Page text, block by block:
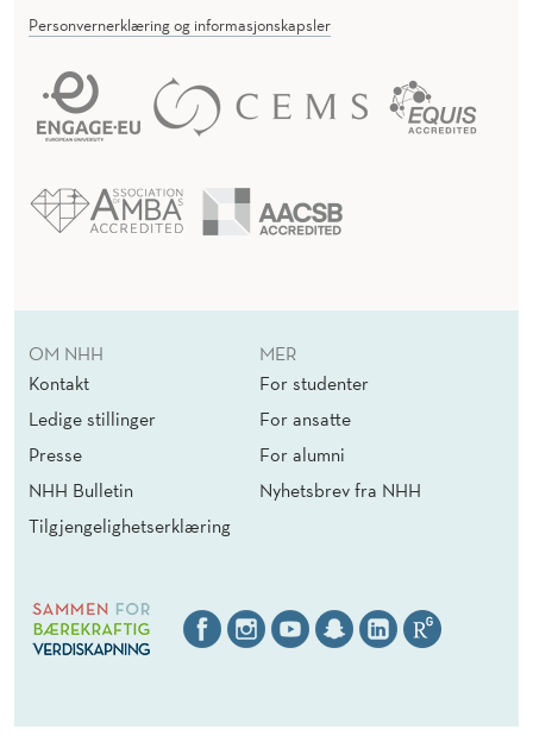
Personvernerklæring og informasjonskapsler
OM NHH
Kontakt
Ledige stillinger
Presse
NHH Bulletin
Tilgjengelighetserklæring
MER
For studenter
For ansatte
For alumni
Nyhetsbrev fra NHH